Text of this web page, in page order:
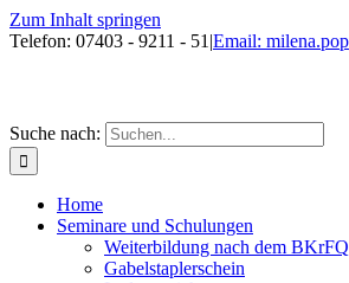
Zum Inhalt springen
Telefon: 07403 - 9211 - 51 |Email:
Suche nach:
Home
Seminare und Schulungen
Weiterbildung nach dem
Gabelstaplerschein